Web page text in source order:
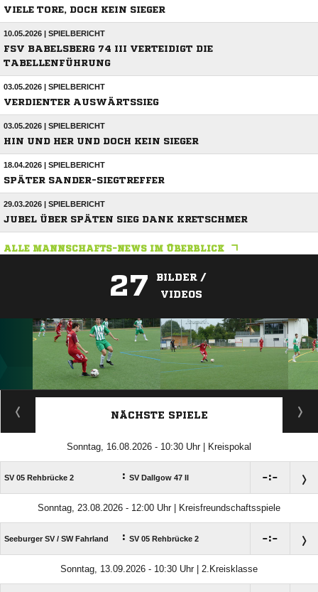
VIELE TORE, DOCH KEIN SIEGER
10.05.2026 | SPIELBERICHT
FSV BABELSBERG 74 III VERTEIDIGT DIE
TABELLENFÜHRUNG
03.05.2026 | SPIELBERICHT
VERDIENTER AUSWÄRTSSIEG
03.05.2026 | SPIELBERICHT
HIN UND HER UND DOCH KEIN SIEGER
18.04.2026 | SPIELBERICHT
SPÄTER SANDER-SIEGTREFFER
29.03.2026 | SPIELBERICHT
JUBEL ÜBER SPÄTEN SIEG DANK KRETSCHMER
ALLE MANNSCHAFTS-NEWS IM ÜBERBLICK
27
BILDER /
VIDEOS
ANZEIGE
NÄCHSTE SPIELE
Sonntag, 16.08.2026 - 10:30 Uhr | Kreispokal
SV 05 Rehbrücke 2 : SV Dallgow 47 II :
Sonntag, 23.08.2026 - 12:00 Uhr | Kreisfreundschaftsspiele
Seeburger SV /​ SW Fahrland : SV 05 Rehbrücke 2 :
Sonntag, 13.09.2026 - 10:30 Uhr | 2.Kreisklasse